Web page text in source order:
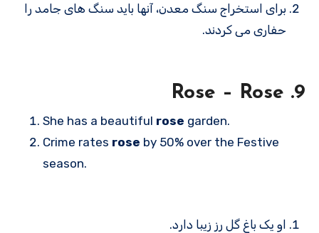
برای استخراج سنگ معدن، آنها باید سنگ های جامد را
حفاری می کردند.
9. Rose – Rose
She has a beautiful rose garden.
Crime rates rose by 50% over the Festive
season.
او یک باغ گل رز زیبا دارد.